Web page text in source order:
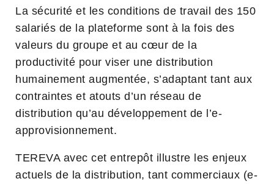
La sécurité et les conditions de travail des 150
salariés de la plateforme sont à la fois des
valeurs du groupe et au cœur de la
productivité pour viser une distribution
humainement augmentée, s’adaptant tant aux
contraintes et atouts d’un réseau de
distribution qu’au développement de l’e-
approvisionnement.
TEREVA avec cet entrepôt illustre les enjeux
actuels de la distribution, tant commerciaux (e-